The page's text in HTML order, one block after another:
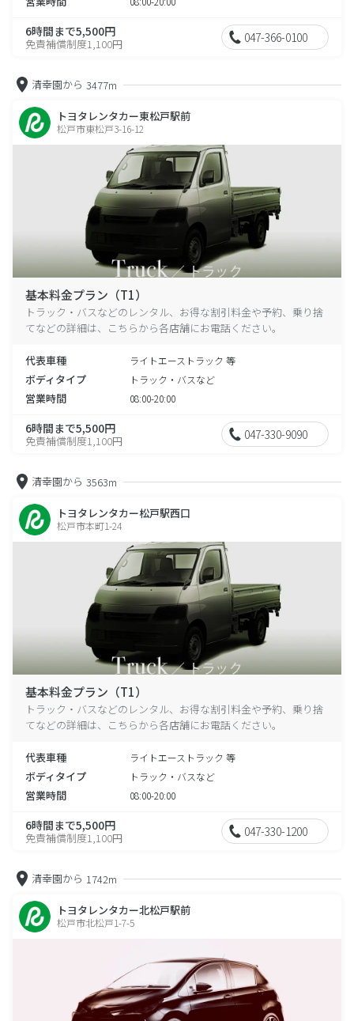
6時間まで5,500円
免責補償制度1,100円 047-366-0100
清幸園から 3477m
トヨタレンタカー東松戸駅前
松戸市東松戸3-16-12
基本料金プラン（T1）
トラック・バスなどのレンタル、お得な割引料金や予約、乗り捨
てなどの詳細は、こちらから各店舗にお電話ください。
代表車種 ライトエーストラック 等
ボディタイプ トラック・バスなど
営業時間 08:00-20:00
6時間まで5,500円
免責補償制度1,100円 047-330-9090
清幸園から 3563m
トヨタレンタカー松戸駅西口
松戸市本町1-24
基本料金プラン（T1）
トラック・バスなどのレンタル、お得な割引料金や予約、乗り捨
てなどの詳細は、こちらから各店舗にお電話ください。
代表車種 ライトエーストラック 等
ボディタイプ トラック・バスなど
営業時間 08:00-20:00
6時間まで5,500円
免責補償制度1,100円 047-330-1200
清幸園から 1742m
トヨタレンタカー北松戸駅前
松戸市北松戸1-7-5